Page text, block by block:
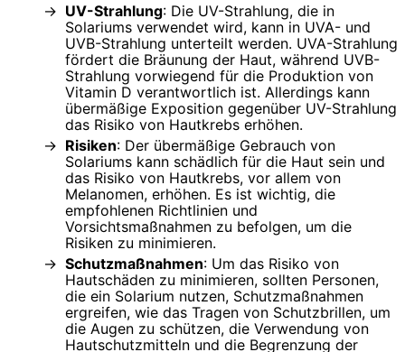
UV-Strahlung: Die UV-Strahlung, die in
Solariums verwendet wird, kann in UVA- und
UVB-Strahlung unterteilt werden. UVA-Strahlung
fördert die Bräunung der Haut, während UVB-
Strahlung vorwiegend für die Produktion von
Vitamin D verantwortlich ist. Allerdings kann
übermäßige Exposition gegenüber UV-Strahlung
das Risiko von Hautkrebs erhöhen.
Risiken: Der übermäßige Gebrauch von
Solariums kann schädlich für die Haut sein und
das Risiko von Hautkrebs, vor allem von
Melanomen, erhöhen. Es ist wichtig, die
empfohlenen Richtlinien und
Vorsichtsmaßnahmen zu befolgen, um die
Risiken zu minimieren.
Schutzmaßnahmen: Um das Risiko von
Hautschäden zu minimieren, sollten Personen,
die ein Solarium nutzen, Schutzmaßnahmen
ergreifen, wie das Tragen von Schutzbrillen, um
die Augen zu schützen, die Verwendung von
Hautschutzmitteln und die Begrenzung der